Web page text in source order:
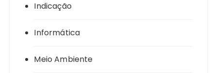
Indicação
Informática
Meio Ambiente